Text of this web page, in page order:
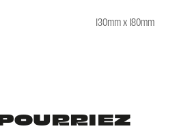
130mm x 180mm